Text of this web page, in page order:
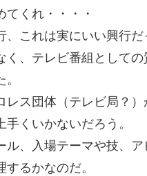
てくれ・・・・
、これは実にいい興行だ
く、テレビ番組としての
レス団体（テレビ局？
手くいかないだろう。
ル、入場テーマや技、
るかなのだ。